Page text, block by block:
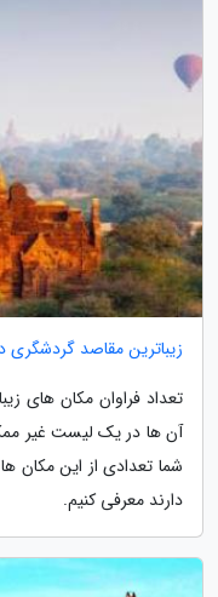
زیباترین مقاصد گردشگری
تعداد فراوان مکان های
آن ها در یک لیست غیر
شما تعدادی از این مکان
دارند معرفی کنیم.